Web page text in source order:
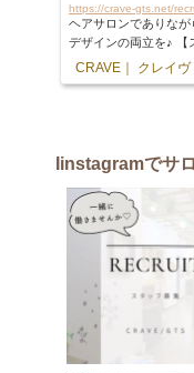
https://crave-gts.net/
ヘアサロンでありな
デザインの両立を♪ 【
CRAVE｜ クレイヴ
Iinstagramでサ